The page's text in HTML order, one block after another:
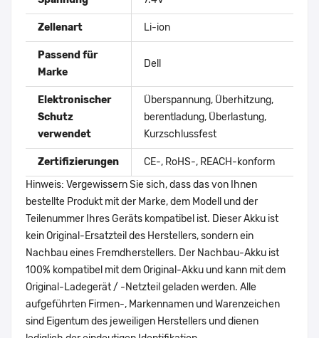
Zellenart Li-ion
Passend für
Marke
Dell
Elektronischer
Schutz
verwendet
Überspannung, Überhitzung,
berentladung, Überlastung,
Kurzschlussfest
Zertifizierungen
CE-, RoHS-, REACH-konform
Hinweis: Vergewissern Sie sich, dass das von Ihnen
bestellte Produkt mit der Marke, dem Modell und der
Teilenummer Ihres Geräts kompatibel ist. Dieser Akku ist
kein Original-Ersatzteil des Herstellers, sondern ein
Nachbau eines Fremdherstellers. Der Nachbau-Akku ist
100% kompatibel mit dem Original-Akku und kann mit dem
Original-Ladegerät / -Netzteil geladen werden. Alle
aufgeführten Firmen-, Markennamen und Warenzeichen
sind Eigentum des jeweiligen Herstellers und dienen